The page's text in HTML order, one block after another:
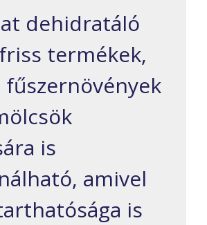
dehidratáló
termékek,
fűszernövények
is
amivel
is